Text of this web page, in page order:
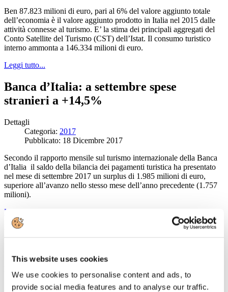
This website uses cookies
We use cookies to personalise content and ads, to
provide social media features and to analyse our traffic.
Ben 87.823 milioni di euro, pari al 6% del valore aggiunto totale
dell’economia è il valore aggiunto prodotto in Italia nel 2015 dalle
attività connesse al turismo. E’ la stima dei principali aggregati del
Conto Satellite del Turismo (CST) dell’Istat. Il consumo turistico
interno ammonta a 146.334 milioni di euro.
Leggi tutto...
Banca d’Italia: a settembre spese
stranieri a +14,5%
Dettagli
Categoria: 2017
Pubblicato: 18 Dicembre 2017
Secondo il rapporto mensile sul turismo internazionale della Banca
d’Italia il saldo della bilancia dei pagamenti turistica ha presentato
nel mese di settembre 2017 un surplus di 1.985 milioni di euro,
superiore all’avanzo nello stesso mese dell’anno precedente (1.757
milioni).
Leggi tutto...
Le Terme di Diocleziano ospitano
Categoria:2017
Pubblicato: 18 Dicembre 2017